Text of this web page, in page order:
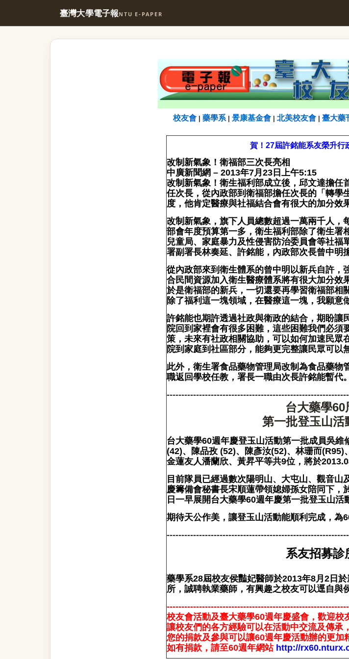
臺灣大學電子報NTU E-PAPER
校友會 藥學系| 景康基金會 北美校友會 臺大藥
賀！27屆許銘能系友榮升行
改制新氣象！衛福部三次長亮相
中廣新聞網 – 2013年7月23日上午5:15
改制新氣象！衛生福利部成立後，邱文達擔任
任次長，從內政部到衛福部擔任次長的「轉學
度，他肯定醫療與社福結合會有很大的加分
改制新氣象，旗下人員總數超過一萬兩千人，
部會年度預算第一多，衛生福利部除了衛生署
兒童局、家庭暴力及性侵害防治委員會等社福
署副署長林奏延、許銘能，內政部次長曾中明
從內政部來到衛生體系的曾中明以新兵自許，
合民間資源加入衛生醫療體系將有很大加分效
於是衛福部的新兵，一切還要再學習衛福部相
除了福利這一塊領域，在醫療這一塊，我願意
許銘能也期許透過社政與衛政的結合，期盼讓
院回到家裡會有很多困難，這些困難我們必須
策，未來有社政相關協助，可以如何加速民眾
院到家庭到社區部分，能夠更完整讓民眾可以
此外，衛生署食品藥物管理局改制為食品藥物
職返回學校任教，署長一職由次長許銘能暫代。
台大藥學60
第一批登玉山活
台大藥學60週年慶登玉山活動第一批成員吳
(42)、陳品孜 (52)、陳彥汝(52)、林珊而
金蓮友人潘蘭欣、黃昇平等共9位，將於
目前隊員已經過數次陽明山、大屯山、觀音
慶籌備會秘書長宋順蓮帶領媳婦孫女陪同下，
日一早展開台大藥學60週年慶第一批登玉山活
期待天公作美，讓登玉山活動能順利完成，為
系友招募診
藥學系28屆校友侯豔妃醫師於2013年8月2日
所，誠聘執業藥師，有興趣之校友可以逕自與
校友會活動及臺大藥學60週年慶盛會，歡迎校
讓校友們的各方經驗可以在活動中交流及傳承，
您的捐款及參與可以讓60週年慶活動辦的更加
如有捐款， 請至60週年網站 http://